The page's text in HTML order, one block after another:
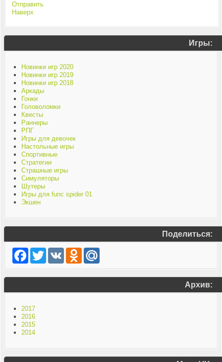
Отправить
Наверх
Игры:
Новинки игр 2020
Новинки игр 2019
Новинки игр 2018
Аркады
Гонки
Головоломки
Квесты
Раннеры
РПГ
Игры для девочек
Настольные игры
Спортивные
Стратегии
Страшные игры
Симуляторы
Шутеры
Игры для func spider 01
Экшен
Поделиться:
Facebook
TwitterVK Odnoklassniki
Mail.Ru
Архив:
2017
2016
2015
2014